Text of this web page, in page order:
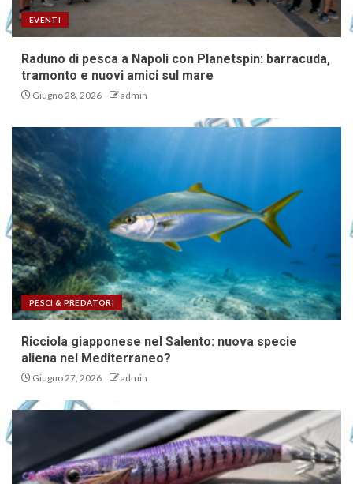
EVENTI
Raduno di pesca a Napoli con Planetspin: barracuda,
tramonto e nuovi amici sul mare
Giugno 28, 2026 admin
PESCI & PREDATORI
Ricciola giapponese nel Salento: nuova specie
aliena nel Mediterraneo?
Giugno 27, 2026 admin